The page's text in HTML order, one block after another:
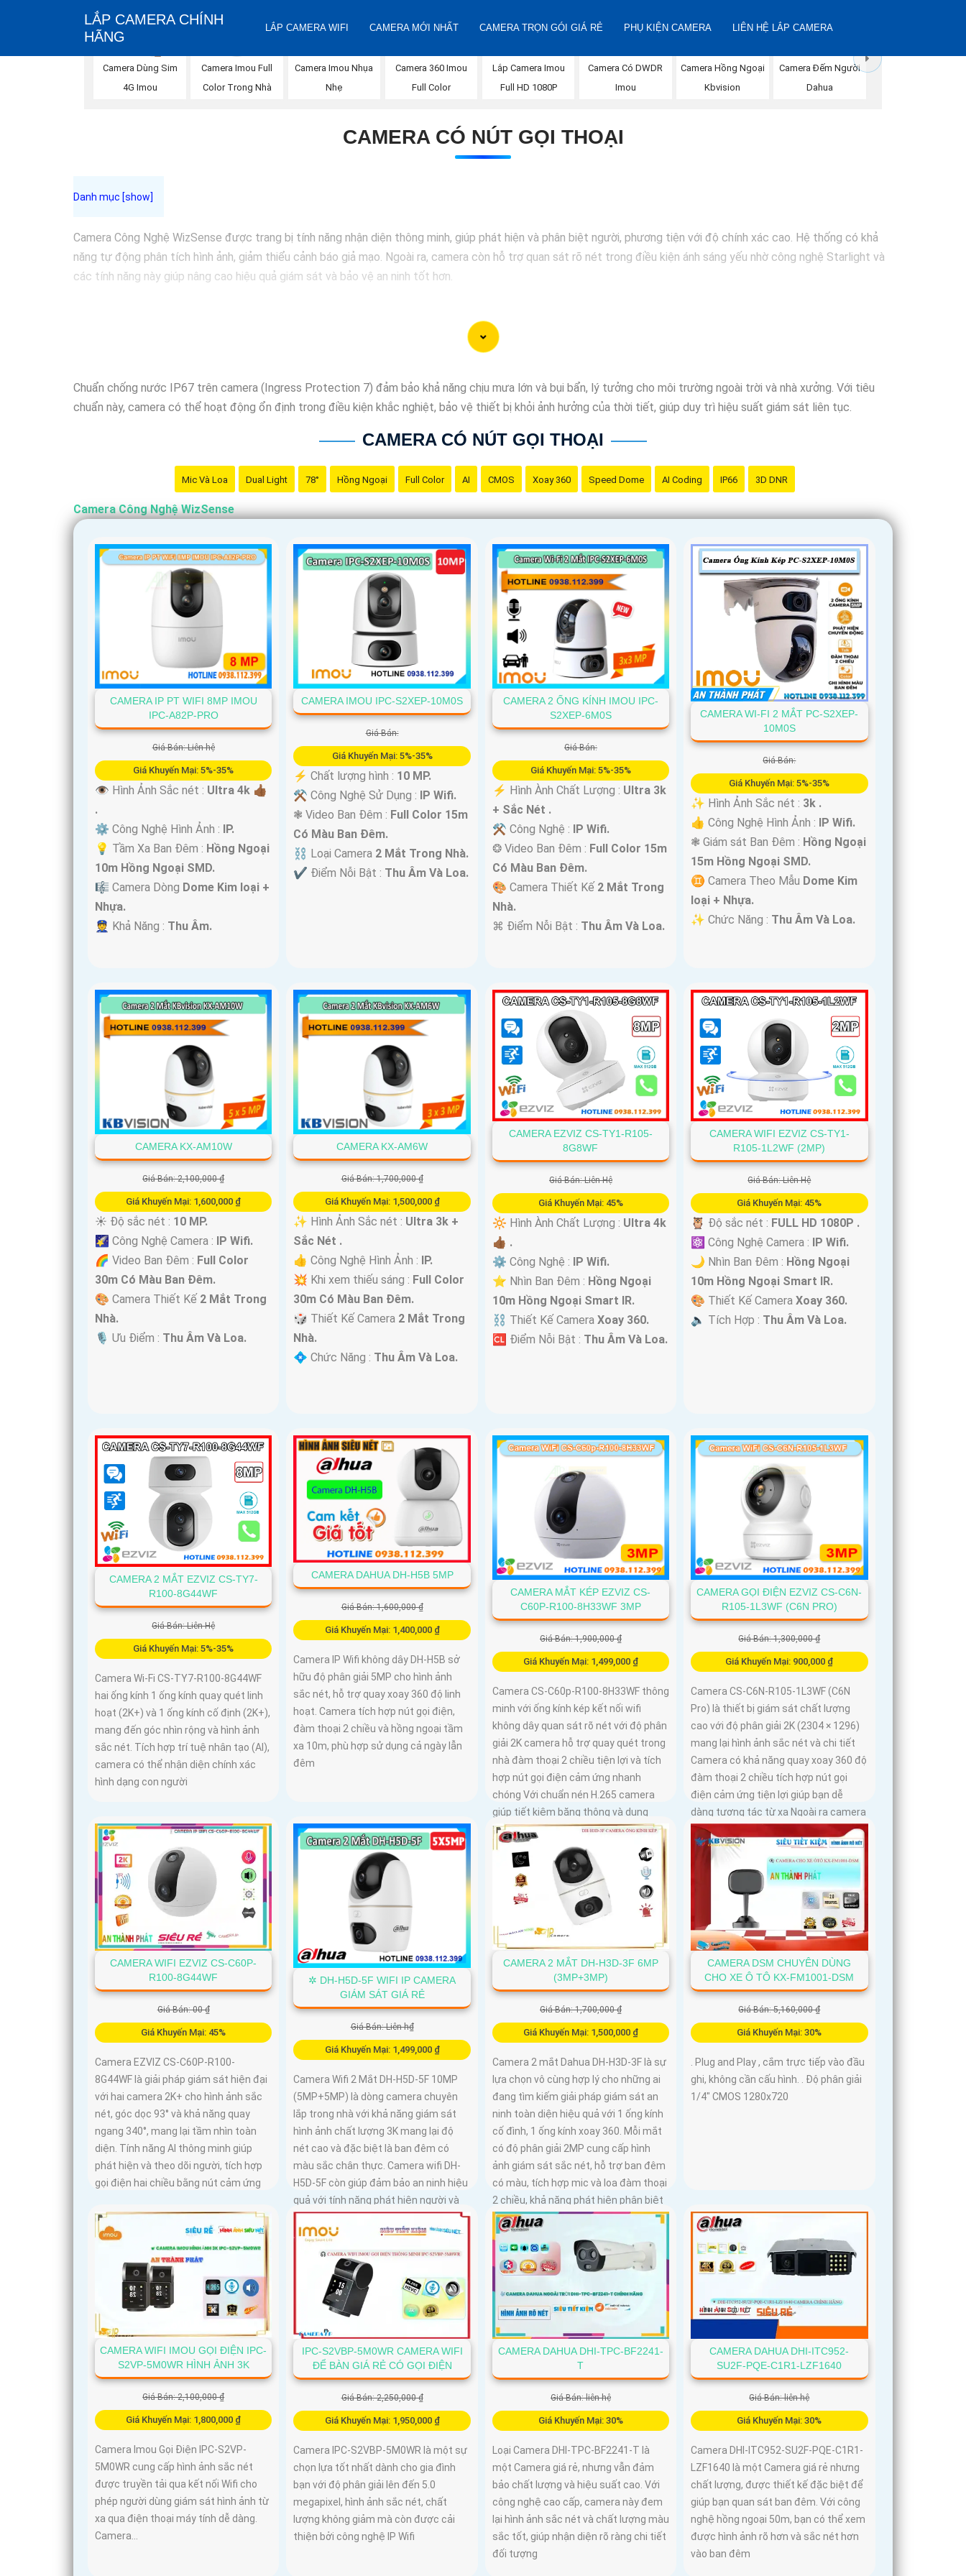
LẮP CAMERA CHÍNH
HÃNG
LẮP CAMERA WIFI CAMERA MỚI NHẤT CAMERA TRỌN GÓI GIÁ RẺ PHỤ KIỆN CAMERA LIÊN HỆ LẮP CAMERA
Camera Dùng Sim
4G Imou
Camera Imou Full
Color Trong Nhà
Camera Imou Nhụa
Nhẹ
Camera 360 Imou
Full Color
Lắp Camera Imou
Full HD 1080P
Camera Có DWDR
Imou
Camera Hồng Ngoại
Kbvision
Camera Đếm Người
Dahua
CAMERA CÓ NÚT GỌI THOẠI
Camera Công Nghệ WizSense được trang bị tính năng nhận diện thông minh, giúp phát hiện và phân biệt người, phương tiện với độ chính xác cao. Hệ thống có khả
năng tự động phân tích hình ảnh, giảm thiểu cảnh báo giả mạo. Ngoài ra, camera còn hỗ trợ quan sát rõ nét trong điều kiện ánh sáng yếu nhờ công nghệ Starlight và
các tính năng này giúp nâng cao hiệu quả giám sát và bảo vệ an ninh tốt hơn.
Chuẩn chống nước IP67 trên camera (Ingress Protection 7) đảm bảo khả năng chịu mưa lớn và bụi bẩn, lý tưởng cho môi trường ngoài trời và nhà xưởng. Với tiêu
chuẩn này, camera có thể hoạt động ổn định trong điều kiện khắc nghiệt, bảo vệ thiết bị khỏi ảnh hưởng của thời tiết, giúp duy trì hiệu suất giám sát liên tục.
CAMERA CÓ NÚT GỌI THOẠI
Mic Và Loa Dual Light 78° Hồng Ngoại Full Color AI CMOS Xoay 360 Speed Dome AI Coding IP66 3D DNR
Camera Công Nghệ WizSense
CAMERA IP PT WIFI 8MP IMOU
IPC-A82P-PRO
Giá Bán: Liên hệ
Giá Khuyến Mại: 5%-35%
👁 Hình Ảnh Sắc nét : Ultra 4k 👍🏾
.
⚙ Công Nghệ Hình Ảnh : IP.
💡 Tầm Xa Ban Đêm : Hồng Ngoại
10m Hồng Ngoại SMD.
🎼️ Camera Dòng Dome Kim loại +
Nhựa.
️👮 Khả Năng : Thu Âm.
CAMERA IMOU IPC-S2XEP-10M0S
Giá Bán:
Giá Khuyến Mại: 5%-35%
️⚡ Chất lượng hình : 10 MP.
⚒ Công Nghệ Sử Dụng : IP Wifi.
❃ Video Ban Đêm : Full Color 15m
Có Màu Ban Ðêm.
⛓ Loại Camera 2 Mắt Trong Nhà.
️✔️ Điểm Nỗi Bật : Thu Âm Và Loa.
CAMERA 2 ỐNG KÍNH IMOU IPC-
S2XEP-6M0S
Giá Bán:
Giá Khuyến Mại: 5%-35%
️⚡ Hình Ành Chất Lượng : Ultra 3k
+ Sắc Nét .
⚒ Công Nghệ : IP Wifi.
❂ Video Ban Đêm : Full Color 15m
Có Màu Ban Ðêm.
🎨 Camera Thiết Kế 2 Mắt Trong
Nhà.
️⌘ Điểm Nỗi Bật : Thu Âm Và Loa.
CAMERA WI-FI 2 MẮT PC-S2XEP-
10M0S
Giá Bán:
Giá Khuyến Mại: 5%-35%
✨ Hình Ảnh Sắc nét : 3k .
👍 Công Nghệ Hình Ảnh : IP Wifi.
❃ Giám sát Ban Đêm : Hồng Ngoại
15m Hồng Ngoại SMD.
♊ Camera Theo Mẫu Dome Kim
loại + Nhựa.
️✨ Chức Năng : Thu Âm Và Loa.
CAMERA KX-AM10W
Giá Bán: 2,100,000 ₫
Giá Khuyến Mại: 1,600,000 ₫
☀️ Độ sắc nét : 10 MP.
🌠 Công Nghệ Camera : IP Wifi.
🌈 Video Ban Đêm : Full Color
30m Có Màu Ban Ðêm.
🎨 Camera Thiết Kế 2 Mắt Trong
Nhà.
️🎙 Ưu Điểm : Thu Âm Và Loa.
CAMERA KX-AM6W
Giá Bán: 1,700,000 ₫
Giá Khuyến Mại: 1,500,000 ₫
✨ Hình Ảnh Sắc nét : Ultra 3k +
Sắc Nét .
👍 Công Nghệ Hình Ảnh : IP.
💥 Khi xem thiếu sáng : Full Color
30m Có Màu Ban Ðêm.
🎲 Thiết Kế Camera 2 Mắt Trong
Nhà.
️💠 Chức Năng : Thu Âm Và Loa.
CAMERA EZVIZ CS-TY1-R105-
8G8WF
Giá Bán: Liên Hệ
Giá Khuyến Mại: 45%
🔆 Hình Ành Chất Lượng : Ultra 4k
👍🏾 .
⚙ Công Nghệ : IP Wifi.
⭐ Nhìn Ban Đêm : Hồng Ngoại
10m Hồng Ngoại Smart IR.
⛓ Thiết Kế Camera Xoay 360.
️🆑 Điểm Nỗi Bật : Thu Âm Và Loa.
CAMERA WIFI EZVIZ CS-TY1-
R105-1L2WF (2MP)
Giá Bán: Liên Hệ
Giá Khuyến Mại: 45%
🦉 Độ sắc nét : FULL HD 1080P .
⚛️ Công Nghệ Camera : IP Wifi.
🌙 Nhìn Ban Đêm : Hồng Ngoại
10m Hồng Ngoại Smart IR.
🎨 Thiết Kế CameraXoay 360.
️🔈 Tích Hợp : Thu Âm Và Loa.
CAMERA 2 MẮT EZVIZ CS-TY7-
R100-8G44WF
Giá Bán: Liên Hệ
Giá Khuyến Mại: 5%-35%
Camera Wi-Fi CS-TY7-R100-8G44WF
hai ống kính 1 ống kính quay quét linh
hoạt (2K+) và 1 ống kính cố định (2K+),
mang đến góc nhìn rộng và hình ảnh
sắc nét. Tích hợp trí tuệ nhân tạo (AI),
camera có thể nhận diện chính xác
hình dạng con người
CAMERA DAHUA DH-H5B 5MP
Giá Bán: 1,600,000 ₫
Giá Khuyến Mại: 1,400,000 ₫
Camera IP Wifi không dây DH-H5B sở
hữu độ phân giải 5MP cho hình ảnh
sắc nét, hỗ trợ quay xoay 360 độ linh
hoạt. Camera tích hợp nút gọi điện,
đàm thoại 2 chiều và hồng ngoại tầm
xa 10m, phù hợp sử dụng cả ngày lẫn
đêm
CAMERA MẮT KÉP EZVIZ CS-
C60P-R100-8H33WF 3MP
Giá Bán: 1,900,000 ₫
Giá Khuyến Mại: 1,499,000 ₫
Camera CS-C60p-R100-8H33WF thông
minh với ống kính kép kết nối wifi
không dây quan sát rõ nét với độ phân
giải 2K camera hỗ trợ quay quét trong
nhà đàm thoại 2 chiều tiện lợi và tích
hợp nút gọi điện cảm ứng nhanh
chóng Với chuẩn nén H.265 camera
giúp tiết kiệm băng thông và dung
lượng lưu trữ hiệu quả
CAMERA GỌI ĐIỆN EZVIZ CS-C6N-
R105-1L3WF (C6N PRO)
Giá Bán: 1,300,000 ₫
Giá Khuyến Mại: 900,000 ₫
Camera CS-C6N-R105-1L3WF (C6N
Pro) là thiết bị giám sát chất lượng
cao với độ phân giải 2K (2304 × 1296)
mang lại hình ảnh sắc nét và chi tiết
Camera có khả năng quay xoay 360 độ
đàm thoại 2 chiều tích hợp nút gọi
điện cảm ứng tiện lợi giúp bạn dễ
dàng tương tác từ xa Ngoài ra camera
còn được trang bị công nghệ phát
hiện chuyển động thông minh tăng
cường an ninh cho không gian của
bạn. Loại Camera quan sát Wifi Không
Dây CS-C6N-R105-1L3WF 3
CAMERA WIFI EZVIZ CS-C60P-
R100-8G44WF
Giá Bán: 00 ₫
Giá Khuyến Mại: 45%
Camera EZVIZ CS-C60P-R100-
8G44WF là giải pháp giám sát hiện đại
với hai camera 2K+ cho hình ảnh sắc
nét, góc dọc 93° và khả năng quay
ngang 340°, mang lại tầm nhìn toàn
diện. Tính năng AI thông minh giúp
phát hiện và theo dõi người, tích hợp
gọi điện hai chiều bằng nút cảm ứng
✲ DH-H5D-5F WIFI IP CAMERA
GIÁM SÁT GIÁ RẺ
Giá Bán: Liên h₫
Giá Khuyến Mại: 1,499,000 ₫
Camera Wifi 2 Mắt DH-H5D-5F 10MP
(5MP+5MP) là dòng camera chuyên
lắp trong nhà với khả năng giám sát
hình ảnh chất lượng 3K mang lại độ
nét cao và đặc biệt là ban đêm có
màu sắc chân thực. Camera wifi DH-
H5D-5F còn giúp đảm bảo an ninh hiệu
quả với tính năng phát hiện người và
thú cưng với độ chính xác cao
CAMERA 2 MẮT DH-H3D-3F 6MP
(3MP+3MP)
Giá Bán: 1,700,000 ₫
Giá Khuyến Mại: 1,500,000 ₫
Camera 2 mắt Dahua DH-H3D-3F là sự
lựa chọn vô cùng hợp lý cho những ai
đang tìm kiếm giải pháp giám sát an
ninh toàn diện hiệu quả với 1 ống kính
cố đình, 1 ống kính xoay 360. Mỗi mắt
có độ phân giải 2MP cung cấp hình
ảnh giám sát sắc nét, hỗ trợ ban đêm
có màu, tích hợp mic và loa đàm thoại
2 chiều, khả năng phát hiện phân biệt
người vật độ chính xác cao
CAMERA DSM CHUYÊN DÙNG
CHO XE Ô TÔ KX-FM1001-DSM
Giá Bán: 5,160,000 ₫
Giá Khuyến Mại: 30%
. Plug and Play , cắm trực tiếp vào đầu
ghi, không cần cấu hình. . Độ phân giải
1/4" CMOS 1280x720
CAMERA WIFI IMOU GỌI ĐIỆN IPC-
S2VP-5M0WR HÌNH ẢNH 3K
Giá Bán: 2,100,000 ₫
Giá Khuyến Mại: 1,800,000 ₫
Camera Imou Gọi Điện IPC-S2VP-
5M0WR cung cấp hình ảnh sắc nét
được truyền tải qua kết nối Wifi cho
phép người dùng giám sát hình ảnh từ
xa qua điện thoại máy tính dễ dàng.
Camera...
IPC-S2VBP-5M0WR CAMERA WIFI
ĐỂ BÀN GIÁ RẺ CÓ GỌI ĐIỆN
Giá Bán: 2,250,000 ₫
Giá Khuyến Mại: 1,950,000 ₫
Camera IPC-S2VBP-5M0WR là một sự
chọn lựa tốt nhất dành cho gia đình
bạn với độ phân giải lên đến 5.0
megapixel, hình ảnh sắc nét, chất
lượng không giảm mà còn được cải
thiện bởi công nghệ IP Wifi
CAMERA DAHUA DHI-TPC-BF2241-
T
Giá Bán: liên hệ
Giá Khuyến Mại: 30%
Loại Camera DHI-TPC-BF2241-T là
một Camera giá rẻ, nhưng vẫn đảm
bảo chất lượng và hiệu suất cao. Với
công nghệ cao cấp, camera này đem
lại hình ảnh sắc nét và chất lượng màu
sắc tốt, giúp nhận diện rõ ràng chi tiết
đối tượng
CAMERA DAHUA DHI-ITC952-
SU2F-PQE-C1R1-LZF1640
Giá Bán: liên hệ
Giá Khuyến Mại: 30%
Camera DHI-ITC952-SU2F-PQE-C1R1-
LZF1640 là một Camera giá rẻ nhưng
chất lượng, được thiết kế đặc biệt để
giúp bạn quan sát ban đêm. Với công
nghệ hồng ngoại 50m, bạn có thể xem
được hình ảnh rõ hơn và sắc nét hơn
vào ban đêm